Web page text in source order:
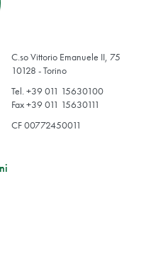
C.so Vittorio Emanuele II, 75
10128 - Torino
Tel. +39 011 15630100
Fax +39 011 15630111
CF 00772450011